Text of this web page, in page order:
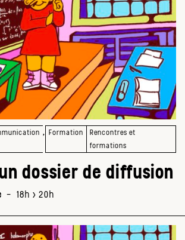
, Formation
Rencontres et
formations
dossier de diffusion
- 18h > 20h